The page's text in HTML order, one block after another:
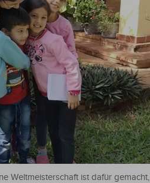
Weltmeisterschaft ist dafür gemacht,